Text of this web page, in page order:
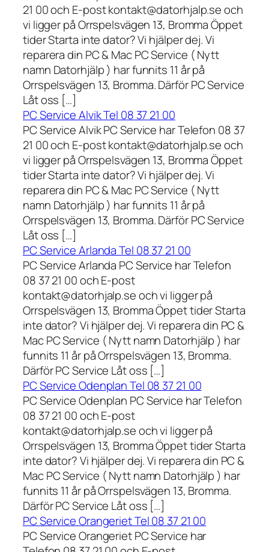
21 00 och E-post kontakt@datorhjalp.se och
vi ligger på Orrspelsvägen 13, Bromma Öppet
tider Starta inte dator? Vi hjälper dej. Vi
reparera din PC & Mac PC Service ( Nytt
namn Datorhjälp ) har funnits 11 år på
Orrspelsvägen 13, Bromma. Därför PC Service
Låt oss […]
PC Service Alvik Tel 08 37 21 00
PC Service Alvik PC Service har Telefon 08 37
21 00 och E-post kontakt@datorhjalp.se och
vi ligger på Orrspelsvägen 13, Bromma Öppet
tider Starta inte dator? Vi hjälper dej. Vi
reparera din PC & Mac PC Service ( Nytt
namn Datorhjälp ) har funnits 11 år på
Orrspelsvägen 13, Bromma. Därför PC Service
Låt oss […]
PC Service Arlanda Tel 08 37 21 00
PC Service Arlanda PC Service har Telefon
08 37 21 00 och E-post
kontakt@datorhjalp.se och vi ligger på
Orrspelsvägen 13, Bromma Öppet tider Starta
inte dator? Vi hjälper dej. Vi reparera din PC &
Mac PC Service ( Nytt namn Datorhjälp ) har
funnits 11 år på Orrspelsvägen 13, Bromma.
Därför PC Service Låt oss […]
PC Service Odenplan Tel 08 37 21 00
PC Service Odenplan PC Service har Telefon
08 37 21 00 och E-post
kontakt@datorhjalp.se och vi ligger på
Orrspelsvägen 13, Bromma Öppet tider Starta
inte dator? Vi hjälper dej. Vi reparera din PC &
Mac PC Service ( Nytt namn Datorhjälp ) har
funnits 11 år på Orrspelsvägen 13, Bromma.
Därför PC Service Låt oss […]
PC Service Orangeriet Tel 08 37 21 00
PC Service Orangeriet PC Service har